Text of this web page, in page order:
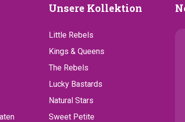
Unsere
Kollektion
Unsere Kollektion
Little Rebels
Kings & Queens
The Rebels
Lucky Bastards
Natural Stars
Sweet Petite